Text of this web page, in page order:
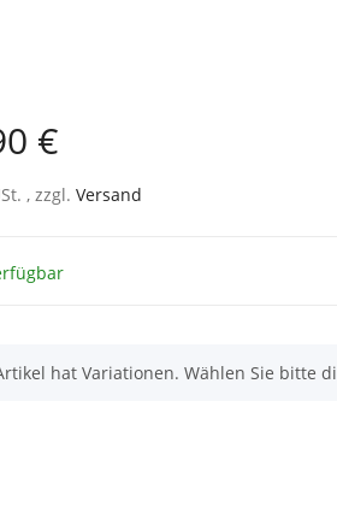
€
, zzgl. Versand
hat Variationen. Wählen Sie bitte